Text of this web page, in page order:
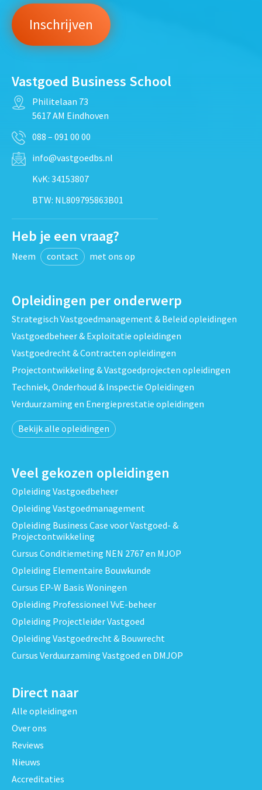
Vastgoed Business School
Philitelaan 73
5617 AM Eindhoven
088 – 091 00 00
info@vastgoedbs.nl
KvK: 34153807
BTW: NL809795863B01
Heb je een vraag?
Neem contact met ons op
Opleidingen per onderwerp
Strategisch Vastgoedmanagement & Beleid opleidingen
Vastgoedbeheer & Exploitatie opleidingen
Vastgoedrecht & Contracten opleidingen
Projectontwikkeling & Vastgoedprojecten opleidingen
Techniek, Onderhoud & Inspectie Opleidingen
Verduurzaming en Energieprestatie opleidingen
Bekijk alle opleidingen
Veel gekozen opleidingen
Opleiding Vastgoedbeheer
Opleiding Vastgoedmanagement
Opleiding Business Case voor Vastgoed- &
Projectontwikkeling
Cursus Conditiemeting NEN 2767 en MJOP
Opleiding Elementaire Bouwkunde
Cursus EP-W Basis Woningen
Opleiding Professioneel VvE-beheer
Opleiding Projectleider Vastgoed
Opleiding Vastgoedrecht & Bouwrecht
Cursus Verduurzaming Vastgoed en DMJOP
Direct naar
Alle opleidingen
Over ons
Reviews
Nieuws
Accreditaties